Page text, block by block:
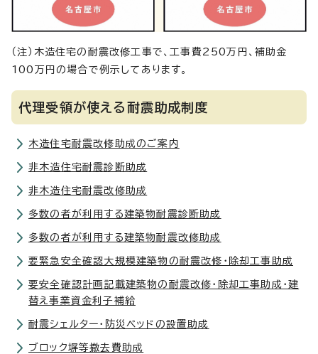
（注）木造住宅の耐震改修工事で、工事費250万円、補助金
100万円の場合で例示してあります。
代理受領が使える耐震助成制度
木造住宅耐震改修助成のご案内
非木造住宅耐震診断助成
非木造住宅耐震改修助成
多数の者が利用する建築物耐震診断助成
多数の者が利用する建築物耐震改修助成
要緊急安全確認大規模建築物の耐震改修・除却工事助成
要安全確認計画記載建築物の耐震改修・除却工事助成・建
替え事業資金利子補給
耐震シェルター・防災ベッドの設置助成
ブロック塀等撤去費助成